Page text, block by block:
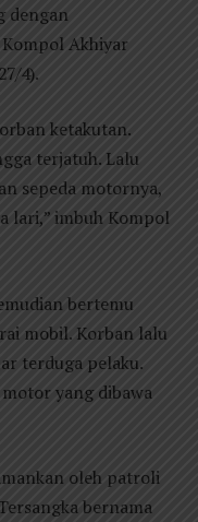
dengan
Akhiyar
4).
ketakutan.
terjatuh. Lalu
sepeda motornya,
lari,” imbuh Kompol
bertemu
mobil. Korban lalu
terduga pelaku.
yang dibawa
oleh patroli
bernama